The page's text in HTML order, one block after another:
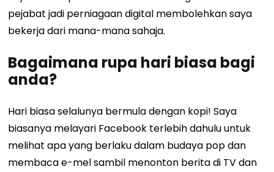
pejabat jadi perniagaan digital membolehkan saya
bekerja dari mana-mana sahaja.
Bagaimana rupa hari biasa bagi
anda?
Hari biasa selalunya bermula dengan kopi! Saya
biasanya melayari Facebook terlebih dahulu untuk
melihat apa yang berlaku dalam budaya pop dan
membaca e-mel sambil menonton berita di TV dan